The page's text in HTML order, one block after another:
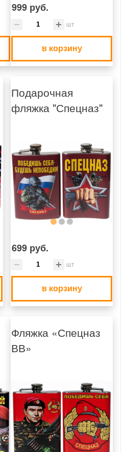
999 руб.
шт
в корзину
Подарочная
фляжка "Спецназ"
699 руб.
шт
в корзину
Фляжка «Спецназ
ВВ»